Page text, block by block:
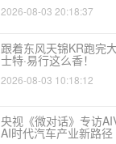
2026-08-03 20:18:37
跟着东风天锦KR跑完
士特·易行这么香！
2026-08-03 10:18:12
央视《微对话》专访
AI时代汽车产业新路径